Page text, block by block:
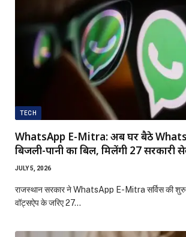
TECH
WhatsApp E-Mitra: अब घर बैठे
बिजली-पानी का बिल, मिलेंगी 27 सरकारी
JULY 5, 2026
राजस्थान सरकार ने WhatsApp E-Mitra सर्विस की
वॉट्सऐप के जरिए 27…